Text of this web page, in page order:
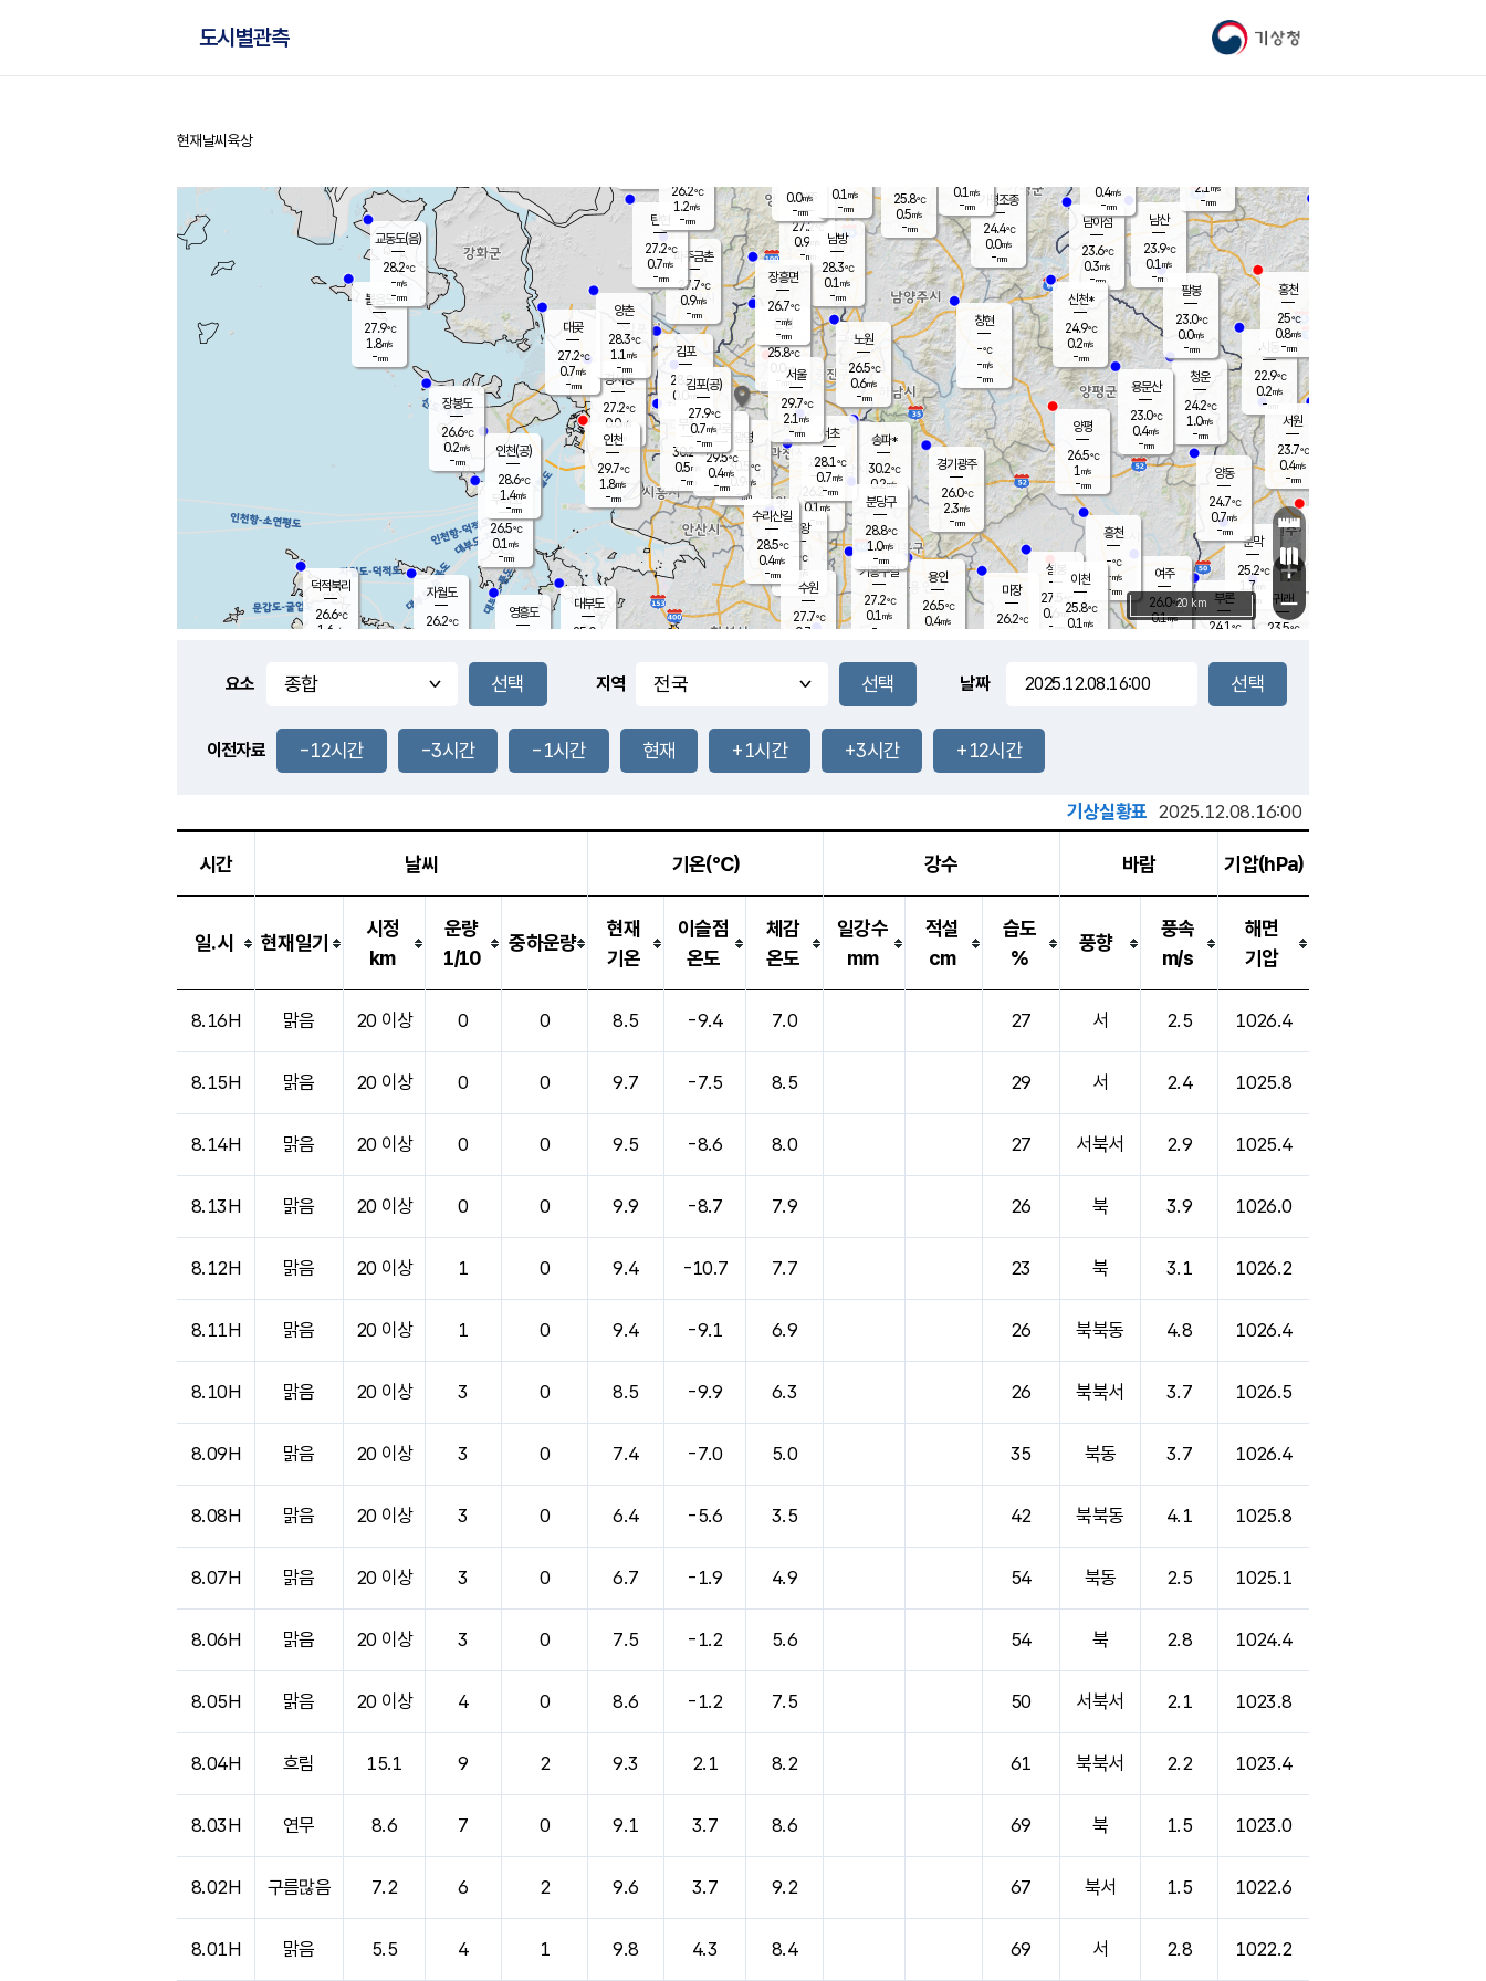
기상청
도시별관측
홈
현재날씨 육상
풍도
0.9m/s
문막
25.2℃
1.7m/s
mm
남이섬
23.6℃
0.3m/s
-mm
무의도
26.5℃
0.1 m/s
-mm
영흥도
볼음도
27.9℃
1.8m/s
-mm
자월도
26.2℃
양주
27.2℃
0.9
-mm
부론
24.1 ℃
과천
26.2℃
0.1m/s
- mm
남산
23.9℃
0.1 m/s
-mm
장봉도
26.6℃
0.2m/s
-mm
-mm
청운
24.2℃
1.0m/s
-mm
팔봉
23.0℃
0.0m/s
-mm
-mm
용인
26.5℃
0.4m/s
여주
26.0℃
0.1m/s
양동
24.7℃
0.7m/s
-mm
경기광주
26.0℃
2.3m/s
-mm
장호원
0.4m/s
-mm
26.5
℃
대부도
25.0
-
경서동
27.2℃
0.0m/s
-mm
파주금촌
27.7℃
0.9m/s
-mm
가평조종
24.4℃
0.0m/s
-mm
25.8℃
0.5m/s
-mm
대곶
27.2℃
0.7m/s
-mm
신천*
24.9℃
0.2m/s
-mm
창현
-℃
-m/s
-mm
탄현
27.2℃
0.7m/s
-mm
0.1 m/s
-mm
28.0℃
0.1m/s
-mm
흥천
-℃
-m/s
-mm
마장
26.2℃
의왕
- ℃
m/s
mm
김포
28.0℃
0.0 m/s
mm
설봉
27.5
0.6 m/s
- mm
광명
30.5 ℃
0.9 m/s
-mm
부천
30.2℃
0.5m/s
-mm
-mm
양촌
28.3℃
1.1 m/s
-mm
구로
29.5℃
0.4m/s
-mm
은평
25.8℃
0.0 m/s
- mm
노원
26.5℃
0.6m/s
-mm
송파*
30.2℃
0.2m/s
-mm
서초
28.1℃
0.7m/s
-mm
남방
28.3℃
0.1 m/s
-mm
기흥구갈
27.2℃
0.1 m/s
-
수리산길
28.5℃
0.4m/s
-mm
분당구
28.8℃
1.0m/s
-mm
장흥면
26.7℃
-m/s
-mm
0.0m/s
-mm
시동
22.9℃
0.2m/s
- mm
귀래
23.5℃
서원
23.7℃
0.4m/s
-mm
용문산
23.0℃
0.4m/s
-mm
덕적북리
26.6℃
1.6 m/s
인천(공)
28.6℃
1.4m/s
-mm
김포(공)
27.9℃
0.7m/s
-mm
교동도(음)
28.2℃
-m/s
-mm
홍천
25℃
0.8m/s
-mm
이천
25.8℃
0.1 m/s
양평
26.5℃
1 m/s
-mm
수원
27.7℃
0.7 m/s
인천
29.7℃
1.8m/s
-mm
서울
29.7℃
2.1 m/s
-mm
2.1 m/s
-mm
26.2℃
1.2m/s
-mm
0.1 m/s
-mm
+
−
20 km
요소 지역 날짜
이전자료 -12시간 -3시간 -1시간 현재 +1시간 +3시간 +12시간
기상실황표 2025.12.08.16:00
시간 날씨 기온(℃) 강수 바람 기압(hPa)
일.시 현재일기
시정
km
운량
1/10
중하운량
현재
기온
이슬점
온도
체감
온도
일강수
mm
적설
cm
습도
%
풍향
풍속
m/s
해면
기압
8.16H 맑음 20 이상 0 0 8.5 -9.4 7.0 27 서 2.5 1026.4
8.15H 맑음 20 이상 0 0 9.7 -7.5 8.5 29 서 2.4 1025.8
8.14H 맑음 20 이상 0 0 9.5 -8.6 8.0 27 서북서 2.9 1025.4
8.13H 맑음 20 이상 0 0 9.9 -8.7 7.9 26 북 3.9 1026.0
8.12H 맑음 20 이상 1 0 9.4 -10.7 7.7 23 북 3.1 1026.2
8.11H 맑음 20 이상 1 0 9.4 -9.1 6.9 26 북북동 4.8 1026.4
8.10H 맑음 20 이상 3 0 8.5 -9.9 6.3 26 북북서 3.7 1026.5
8.09H 맑음 20 이상 3 0 7.4 -7.0 5.0 35 북동 3.7 1026.4
8.08H 맑음 20 이상 3 0 6.4 -5.6 3.5 42 북북동 4.1 1025.8
8.07H 맑음 20 이상 3 0 6.7 -1.9 4.9 54 북동 2.5 1025.1
8.06H 맑음 20 이상 3 0 7.5 -1.2 5.6 54 북 2.8 1024.4
8.05H 맑음 20 이상 4 0 8.6 -1.2 7.5 50 서북서 2.1 1023.8
8.04H 흐림 15.1 9 2 9.3 2.1 8.2 61 북북서 2.2 1023.4
8.03H 연무 8.6 7 0 9.1 3.7 8.6 69 북 1.5 1023.0
8.02H 구름많음 7.2 6 2 9.6 3.7 9.2 67 북서 1.5 1022.6
8.01H 맑음 5.5 4 1 9.8 4.3 8.4 69 서 2.8 1022.2